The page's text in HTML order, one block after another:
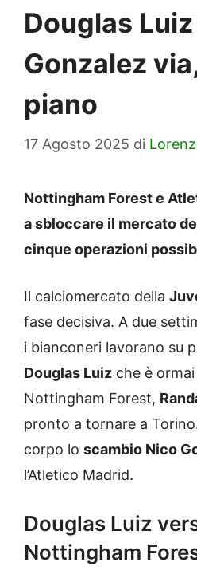
Douglas
Gonzalez
piano
17 Agosto 2025 di
Nottingham Forest e
a sbloccare il mercato
cinque operazioni
Il calciomercato della
fase decisiva. A due
i bianconeri lavorano su
Douglas Luiz che è
Nottingham Forest,
pronto a tornare a
corpo lo scambio Nico
l’Atletico Madrid.
Douglas Luiz
Nottingham